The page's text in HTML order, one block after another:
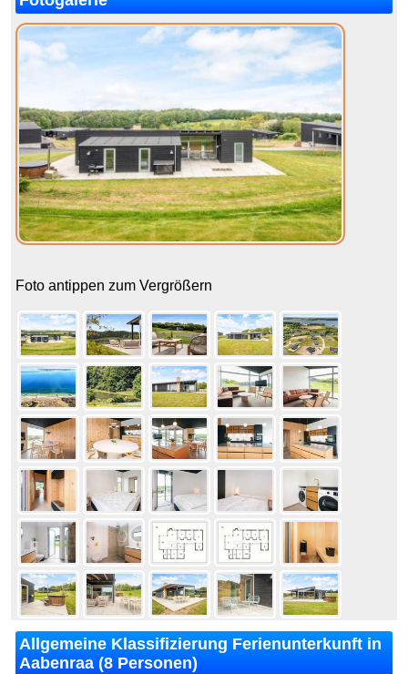
Foto antippen zum Vergrößern
Allgemeine Klassifizierung Ferienunterkunft in
Aabenraa (8 Personen)